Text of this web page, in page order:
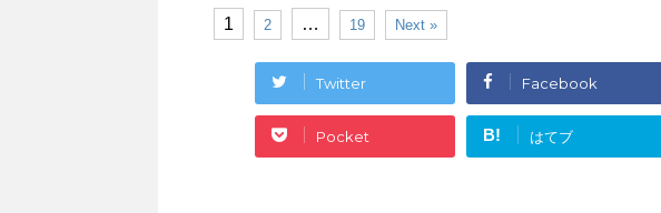
1 2 … 19 Next »
Twitter Facebook
Pocket B! はてブ